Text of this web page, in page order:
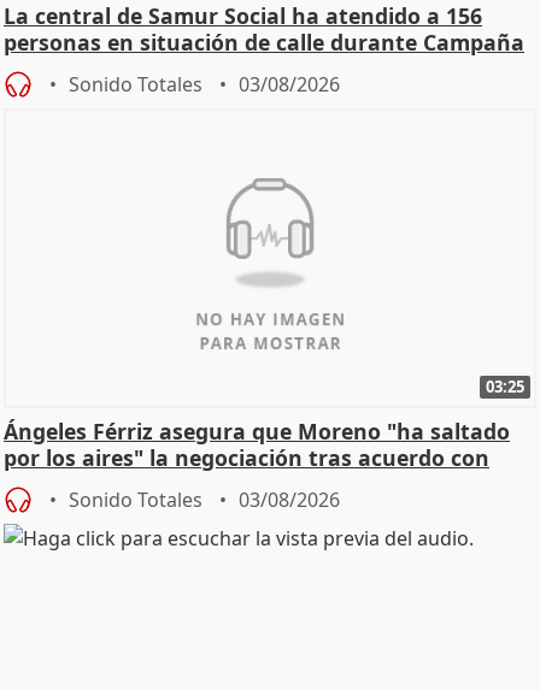
La central de Samur Social ha atendido a 156
personas en situación de calle durante Campaña
de Calor
Sonido Totales 03/08/2026
03:25
Ángeles Férriz asegura que Moreno "ha saltado
por los aires" la negociación tras acuerdo con
SMA
Sonido Totales 03/08/2026